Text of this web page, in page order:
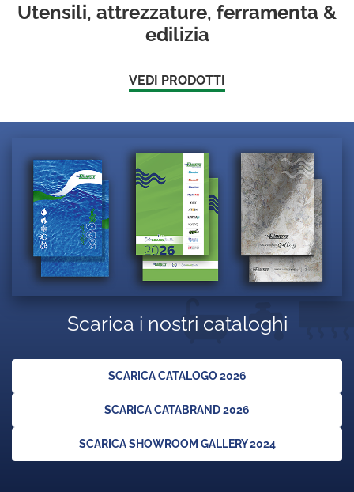
Utensili, attrezzature, ferramenta &
edilizia
VEDI PRODOTTI
Scarica i nostri cataloghi
SCARICA CATALOGO 2026
SCARICA CATABRAND 2026
SCARICA SHOWROOM GALLERY 2024